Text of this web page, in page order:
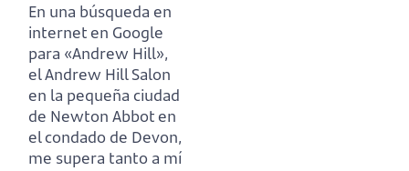
En una búsqueda en
internet en Google
para «Andrew Hill»,
el Andrew Hill Salon
en la pequeña ciudad
de Newton Abbot en
el condado de Devon,
me supera tanto a mí